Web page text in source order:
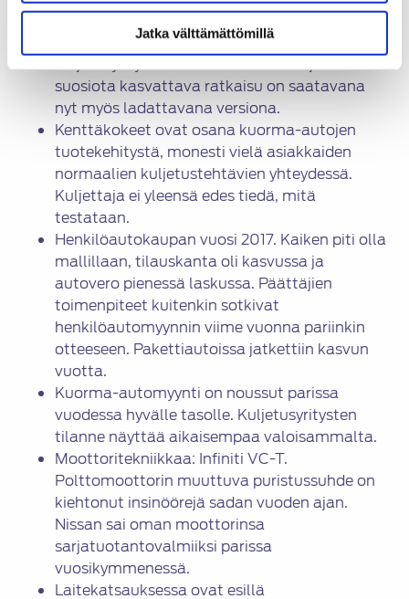
Jatka välttämättömillä
Jälkiasenteinen hybridijärjestelmä tuo
suosiota kasvattava ratkaisu on saatavana
nyt myös ladattavana versiona.
Kenttäkokeet ovat osana kuorma-autojen
tuotekehitystä, monesti vielä asiakkaiden
normaalien kuljetustehtävien yhteydessä.
Kuljettaja ei yleensä edes tiedä, mitä
testataan.
Henkilöautokaupan vuosi 2017. Kaiken piti olla
mallillaan, tilauskanta oli kasvussa ja
autovero pienessä laskussa. Päättäjien
toimenpiteet kuitenkin sotkivat
henkilöautomyynnin viime vuonna pariinkin
otteeseen. Pakettiautoissa jatkettiin kasvun
vuotta.
Kuorma-automyynti on noussut parissa
vuodessa hyvälle tasolle. Kuljetusyritysten
tilanne näyttää aikaisempaa valoisammalta.
Moottoritekniikkaa: Infiniti VC-T.
Polttomoottorin muuttuva puristussuhde on
kiehtonut insinöörejä sadan vuoden ajan.
Nissan sai oman moottorinsa
sarjatuotantovalmiiksi parissa
vuosikymmenessä.
Laitekatsauksessa ovat esillä